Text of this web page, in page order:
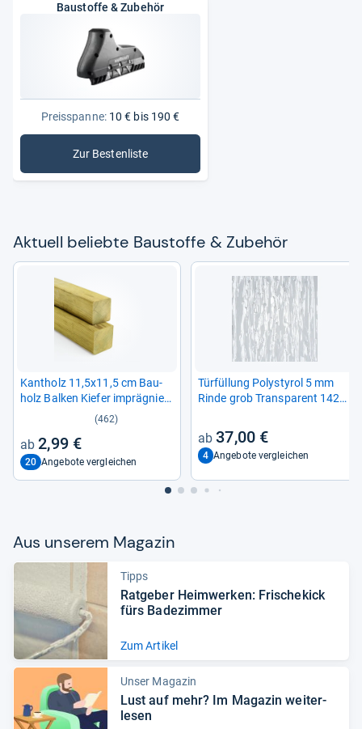
Baustoffe & Zubehör
Preisspanne:10 € bis 190 €
Zur Bestenliste: Baustoffe & Zubehör
Aktu­ell beliebte Bau­stoffe & Zube­hör
Kant­holz 11,5x11,5 cm Bau­
holz Bal­ken Kie­fer imprä­gniert
Kon­struk­tion Pfos­ten
(462)
2,99 €
20 Angebote vergleichen
Tür­fül­lung Poly­sty­rol 5 mm
Rinde grob Trans­pa­rent 1420
37,00 €
4 Angebote vergleichen
Aus unse­rem Maga­zin
Tipps
Rat­ge­ber Heim­wer­ken: Fri­sche­kick
fürs Bade­zim­mer
Zum Artikel
Unser Magazin
Lust auf mehr? Im Maga­zin wei­ter­
le­sen